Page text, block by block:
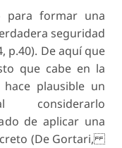
para formar una
seguridad
p.40). De aquí que
que cabe en la
plausible un
considerarlo
de aplicar una
(De Gortari,